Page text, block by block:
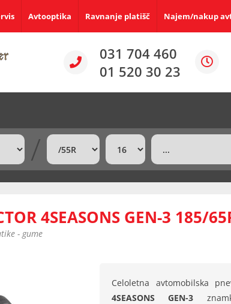
Avtooptika Ravnanje platišč Najem/nakup
031 704 460
01 520 30 23
/
4SEASONS GEN-3 185/
- gume
Celoletna avtomobilska
4SEASONS GEN-3